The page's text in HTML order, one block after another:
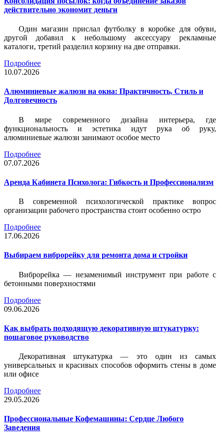
действительно экономит деньги
Один магазин прислал футболку в коробке для обуви,
другой добавил к небольшому аксессуару рекламные
каталоги, третий разделил корзину на две отправки.
Подробнее
10.07.2026
Алюминиевые жалюзи на окна: Практичность, Стиль и
Долговечность
В мире современного дизайна интерьера, где
функциональность и эстетика идут рука об руку,
алюминиевые жалюзи занимают особое место
Подробнее
07.07.2026
Аренда Кабинета Психолога: Гибкость и Профессионализм
В современной психологической практике вопрос
организации рабочего пространства стоит особенно остро
Подробнее
17.06.2026
Выбираем виброрейку для ремонта дома и стройки
Виброрейка — незаменимый инструмент при работе с
бетонными поверхностями
Подробнее
09.06.2026
Как выбрать подходящую декоративную штукатурку:
пошаговое руководство
Декоративная штукатурка — это один из самых
универсальных и красивых способов оформить стены в доме
или офисе
Подробнее
29.05.2026
Профессиональные Кофемашины: Сердце Любого
Заведения